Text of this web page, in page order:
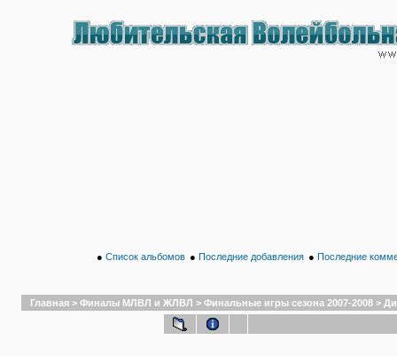
● Список альбомов ● Последние добавления ● Последние
Главная > Финалы МЛВЛ и ЖЛВЛ > Финальные игры сезона 2007-2008 >